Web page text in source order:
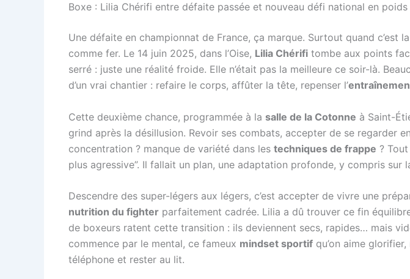
Boxe : Lilia Chérifi entre défaite passée et nouveau défi national en poids
Une défaite en championnat de France, ça marque. Surtout quand
comme fer. Le 14 juin 2025, dans l’Oise, Lilia Chérifi tombe aux points
serré : juste une réalité froide. Elle n’était pas la meilleure ce soir-là.
d’un vrai chantier : refaire le corps, affûter la tête, repenser l’
Cette deuxième chance, programmée à la salle de la Cotonne à Saint-
grind après la désillusion. Revoir ses combats, accepter de se regarder
concentration ? manque de variété dans les techniques de frappe ?
plus agressive”. Il fallait un plan, une adaptation profonde, y compris sur
Descendre des super-légers aux légers, c’est accepter de vivre une
nutrition du fighter parfaitement cadrée. Lilia a dû trouver ce fin
de boxeurs ratent cette transition : ils deviennent secs, rapides… mais
commence par le mental, ce fameux mindset sportif qu’on aime
téléphone et rester au lit.